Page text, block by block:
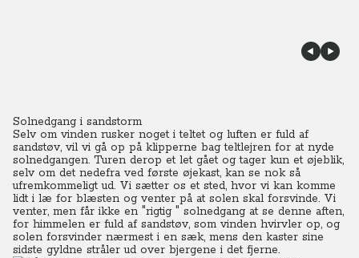
Solnedgang i sandstorm
Selv om vinden rusker noget i teltet og luften er fuld af
sandstøv, vil vi gå op på klipperne bag teltlejren for at nyde
solnedgangen. Turen derop et let gået og tager kun et øjeblik,
selv om det nedefra ved første øjekast, kan se nok så
ufremkommeligt ud. Vi sætter os et sted, hvor vi kan komme
lidt i læ for blæsten og venter på at solen skal forsvinde. Vi
venter, men får ikke en "rigtig " solnedgang at se denne aften,
for himmelen er fuld af sandstøv, som vinden hvirvler op, og
solen forsvinder nærmest i en sæk, mens den kaster sine
sidste gyldne stråler ud over bjergene i det fjerne.